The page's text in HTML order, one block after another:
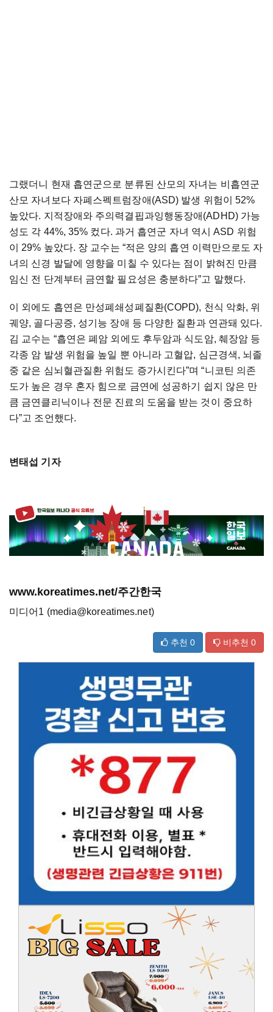
그랬더니 현재 흡연군으로 분류된 산모의 자녀는 비흡연군
산모 자녀보다 자폐스펙트럼장애(ASD) 발생 위험이 52%
높았다. 지적장애와 주의력결핍과잉행동장애(ADHD) 가능
성도 각 44%, 35% 컸다. 과거 흡연군 자녀 역시 ASD 위험
이 29% 높았다. 장 교수는 “적은 양의 흡연 이력만으로도 자
녀의 신경 발달에 영향을 미칠 수 있다는 점이 밝혀진 만큼
임신 전 단계부터 금연할 필요성은 충분하다”고 말했다.
이 외에도 흡연은 만성폐쇄성폐질환(COPD), 천식 악화, 위
궤양, 골다공증, 성기능 장애 등 다양한 질환과 연관돼 있다.
김 교수는 “흡연은 폐암 외에도 후두암과 식도암, 췌장암 등
각종 암 발생 위험을 높일 뿐 아니라 고혈압, 심근경색, 뇌졸
중 같은 심뇌혈관질환 위험도 증가시킨다”며 “니코틴 의존
도가 높은 경우 혼자 힘으로 금연에 성공하기 쉽지 않은 만
큼 금연클리닉이나 전문 진료의 도움을 받는 것이 중요하
다”고 조언했다.
변태섭 기자
www.koreatimes.net/주간한국
미디어1 (media@koreatimes.net)
추천 0 비추천 0